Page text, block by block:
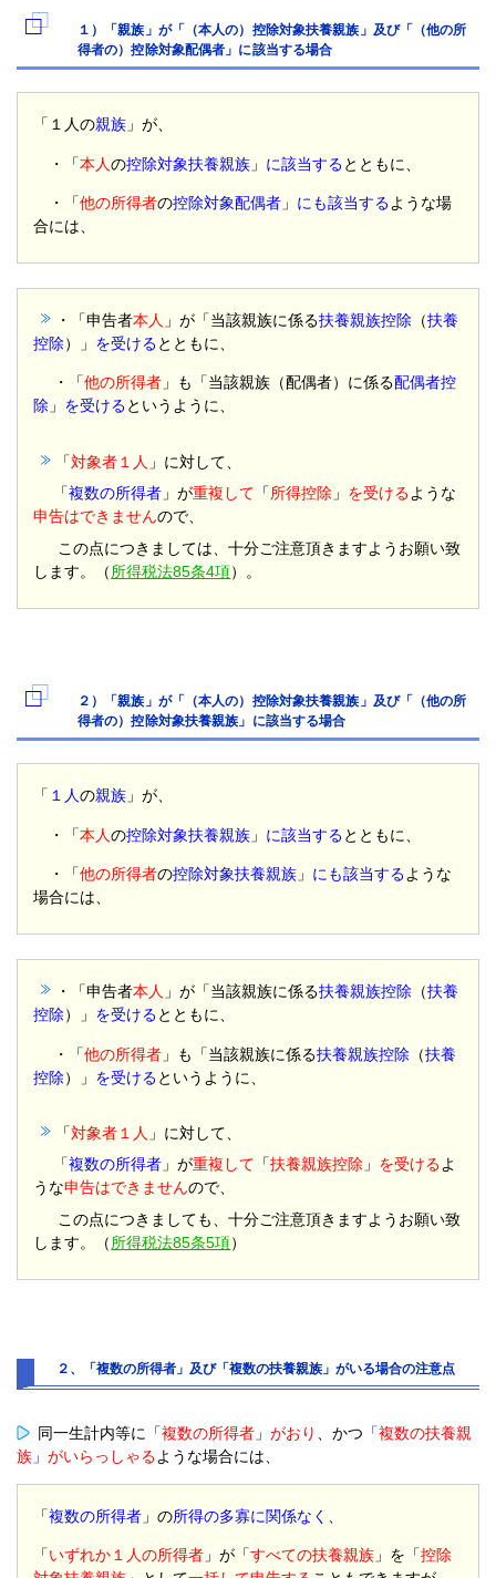
１）「親族」が「（本人の）控除対象扶養親族」及び「（他の所
得者の）控除対象配偶者」に該当する場合
「１人の親族 」が、
・「本人の控除対象扶養親族 」 に該当するとともに、
・「他の所得者の控除対象配偶者 」 にも該当するような場
合には、
・「申告者本人 」が「当該親族に係る扶養親族控除 （扶養
控除）」 を受けるとともに、
・ 「他の所得者 」も「当該親族（配偶者）に係る配偶者控
除 」 を受けるというように、
「対象者１人 」に対して、
「複数の所得者 」が重複して 「所得控除 」 を受けるような
申告はできませんので、
この点につきましては、十分ご注意頂きますようお願い致
します。（所得税法85条4項）。
２）「親族」が「（本人の）控除対象扶養親族」及び「（他の所
得者の）控除対象扶養親族」に該当する場合
「 １人の親族 」が、
・「本人の控除対象扶養親族 」 に該当するとともに、
・「他の所得者の控除対象扶養親族 」 にも該当するような
場合には、
・「申告者本人 」が「当該親族に係る扶養親族控除 （扶養
控除）」 を受けるとともに、
・ 「他の所得者 」も「当該親族に係る扶養親族控除 （扶養
控除）」 を受けるというように、
「対象者１人 」に対して、
「複数の所得者 」が重複して 「扶養親族控除 」 を受けるよ
うな申告はできませんので、
この点につきましても、十分ご注意頂きますようお願い致
します。（所得税法85条5項）
２、「複数の所得者」及び「複数の扶養親族」がいる場合の注意点
同一生計内等に「複数の所得者 」 がおり 、かつ 「複数の扶養親
族 」 がいらっしゃるような場合には、
「複数の所得者 」の所得の多寡に関係なく
「いずれか１人の所得者 」が「すべての扶養親族 」を「控除